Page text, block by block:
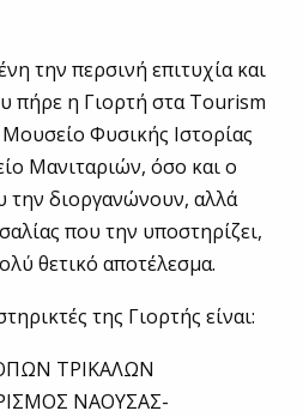
την περσινή επιτυχία και
πήρε η Γιορτή στα Tourism
Φυσικής Ιστορίας
Μανιταριών, όσο και ο
διοργανώνουν, αλλά
που την υποστηρίζει,
θετικό αποτέλεσμα.
της Γιορτής είναι:
ΤΡΙΚΑΛΩΝ
ΝΑΟΥΣΑΣ-